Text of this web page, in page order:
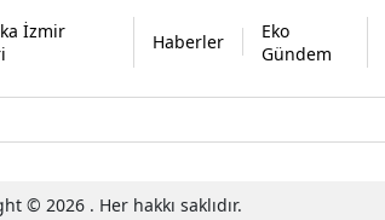
İzmir
Haberler
Eko
Gündem
© 2026 . Her hakkı saklıdır.